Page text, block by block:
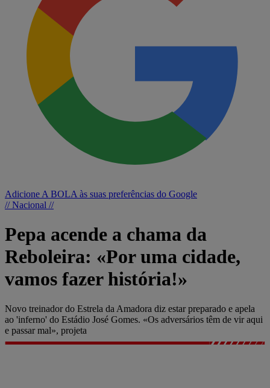
Adicione A BOLA às suas preferências do Google
// Nacional //
Pepa acende a chama da
Reboleira: «Por uma cidade,
vamos fazer história!»
Novo treinador do Estrela da Amadora diz estar preparado e apela
ao 'inferno' do Estádio José Gomes. «Os adversários têm de vir aqui
e passar mal», projeta